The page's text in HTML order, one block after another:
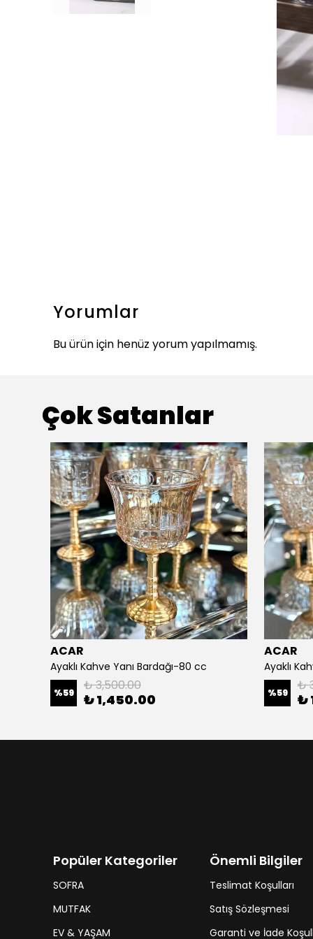
Yorumlar
Bu ürün için henüz yorum yapılmamış.
Çok Satanlar
ACAR
Ayaklı Kahve Yanı Bardağı-80 cc
%59 ₺ 3,500.00
₺ 1,450.00
ACAR
Ayaklı
%59 ₺
₺
Popüler Kategoriler
SOFRA
MUTFAK
EV & YAŞAM
Önemli Bilgiler
Teslimat Koşulları
Satış Sözleşmesi
Garanti ve İade